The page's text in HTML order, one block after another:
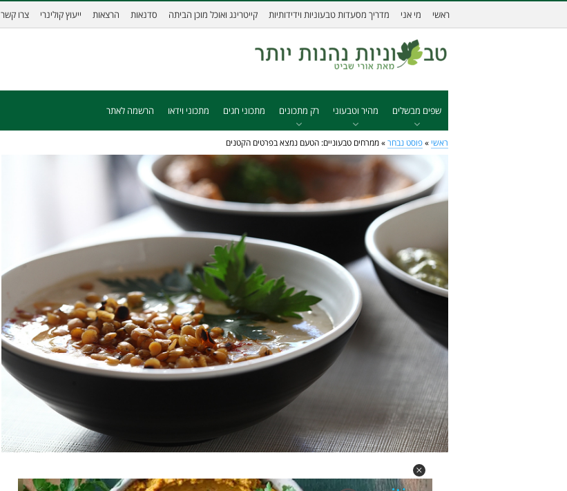
ראשי מי אני מדריך מסעדות טבעוניות וידידותיות קייטרינג ואוכל מוכן הביתה סדנאות הרצאות ייעוץ קולינרי צרו קשר
שפים מבשלים מהיר וטבעוני רק מתכונים מתכוני חגים מתכוני וידאו הרשמה לאתר
ראשי » פוסט נבחר » ממרחים טבעוניים: הטעם נמצא בפרטים הקטנים